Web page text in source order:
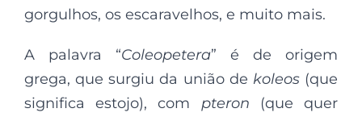
gorgulhos, os escaravelhos, e muito mais.
A palavra “Coleopetera” é de origem
grega, que surgiu da união de koleos(que
significa estojo), com pteron (que quer